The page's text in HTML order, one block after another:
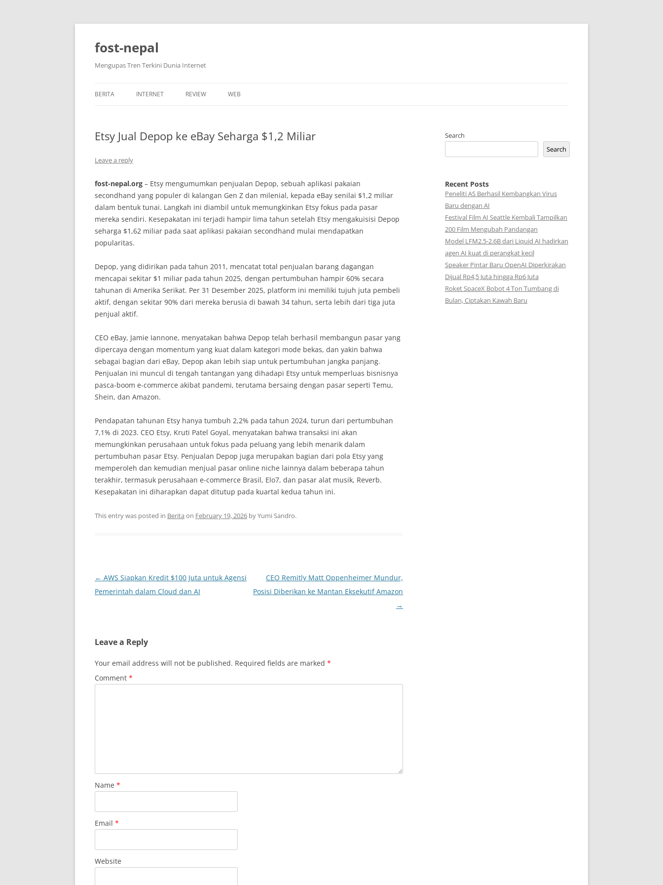
Skip
content
fost-nepal
Mengupas Tren Terkini Dunia Internet
BERITA INTERNET REVIEW WEB
Etsy Jual Depop ke eBay Seharga $1,2 Miliar
Leave a reply
fost-nepal.org – Etsy mengumumkan penjualan Depop, sebuah aplikasi pakaian
secondhand yang populer di kalangan Gen Z dan milenial, kepada eBay senilai $1,2 miliar
dalam bentuk tunai. Langkah ini diambil untuk memungkinkan Etsy fokus pada pasar
mereka sendiri. Kesepakatan ini terjadi hampir lima tahun setelah Etsy mengakuisisi Depop
seharga $1,62 miliar pada saat aplikasi pakaian secondhand mulai mendapatkan
popularitas.
Depop, yang didirikan pada tahun 2011, mencatat total penjualan barang dagangan
mencapai sekitar $1 miliar pada tahun 2025, dengan pertumbuhan hampir 60% secara
tahunan di Amerika Serikat. Per 31 Desember 2025, platform ini memiliki tujuh juta pembeli
aktif, dengan sekitar 90% dari mereka berusia di bawah 34 tahun, serta lebih dari tiga juta
penjual aktif.
CEO eBay, Jamie Iannone, menyatakan bahwa Depop telah berhasil membangun pasar yang
dipercaya dengan momentum yang kuat dalam kategori mode bekas, dan yakin bahwa
sebagai bagian dari eBay, Depop akan lebih siap untuk pertumbuhan jangka panjang.
Penjualan ini muncul di tengah tantangan yang dihadapi Etsy untuk memperluas bisnisnya
pasca-boom e-commerce akibat pandemi, terutama bersaing dengan pasar seperti Temu,
Shein, dan Amazon.
Pendapatan tahunan Etsy hanya tumbuh 2,2% pada tahun 2024, turun dari pertumbuhan
7,1% di 2023. CEO Etsy, Kruti Patel Goyal, menyatakan bahwa transaksi ini akan
memungkinkan perusahaan untuk fokus pada peluang yang lebih menarik dalam
pertumbuhan pasar Etsy. Penjualan Depop juga merupakan bagian dari pola Etsy yang
memperoleh dan kemudian menjual pasar online niche lainnya dalam beberapa tahun
terakhir, termasuk perusahaan e-commerce Brasil, Elo7, dan pasar alat musik, Reverb.
Kesepakatan ini diharapkan dapat ditutup pada kuartal kedua tahun ini.
This entry was posted in Berita on February 19, 2026 byYumi Sandro.
Post
navigation
← AWS Siapkan Kredit $100 Juta untuk Agensi
Pemerintah dalam Cloud dan AI
CEO Remitly Matt Oppenheimer Mundur,
Posisi Diberikan ke Mantan Eksekutif Amazon
→
Leave a Reply
Your email address will not be published. Required fields are marked *
Comment *
Name *
Email *
Website
Search
Search
Recent Posts
Peneliti AS Berhasil Kembangkan Virus
Baru dengan AI
Festival Film AI Seattle Kembali Tampilkan
200 Film Mengubah Pandangan
Model LFM2.5-2.6B dari Liquid AI hadirkan
agen AI kuat di perangkat kecil
Speaker Pintar Baru OpenAI Diperkirakan
Dijual Rp4,5 Juta hingga Rp6 Juta
Roket SpaceX Bobot 4 Ton Tumbang di
Bulan, Ciptakan Kawah Baru